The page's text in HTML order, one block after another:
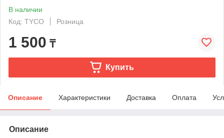
В наличии
Код: ТYCO
Розница
1 500 ₸
Купить
Описание Характеристики Доставка Оплата
Описание